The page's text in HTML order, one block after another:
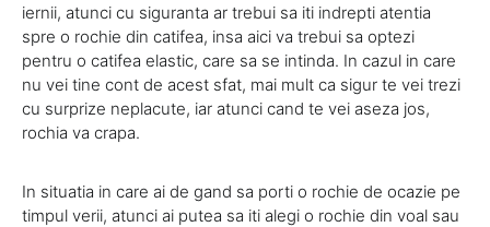
iernii, atunci cu siguranta ar trebui sa iti indrepti atentia
spre o rochie din catifea, insa aici va trebui sa optezi
pentru o catifea elastic, care sa se intinda. In cazul in care
nu vei tine cont de acest sfat, mai mult ca sigur te vei trezi
cu surprize neplacute, iar atunci cand te vei aseza jos,
rochia va crapa.
In situatia in care ai de gand sa porti o rochie de ocazie pe
timpul verii, atunci ai putea sa iti alegi o rochie din voal sau